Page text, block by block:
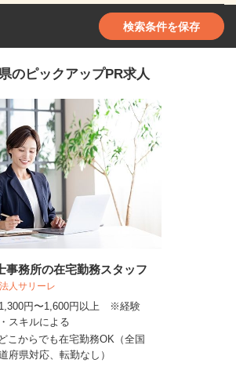
検索条件を保存
のピックアップPR求人
事務所の在宅勤務スタッフ
人サリーレ
円〜1,600円以上 ※経験
スキルによる
こからでも在宅勤務OK（全国
府県対応、転勤なし）